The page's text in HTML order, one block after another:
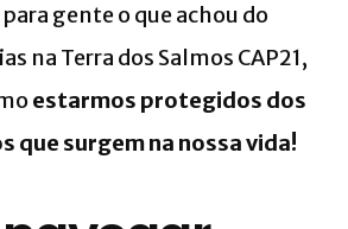
gente o que achou do
na Terra dos Salmos CAP21,
estarmos protegidos dos
que surgem na nossa vida!